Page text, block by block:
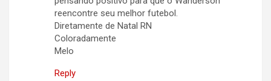
reencontre seu melhor futebol.
Diretamente de Natal RN
Coloradamente
Melo
Reply